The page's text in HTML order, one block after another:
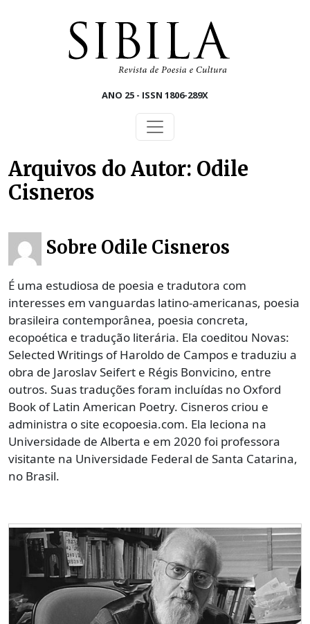
ANO 25 - ISSN 1806-289X
Arquivos do Autor: Odile
Cisneros
Sobre Odile Cisneros
É uma estudiosa de poesia e tradutora com
interesses em vanguardas latino-americanas, poesia
brasileira contemporânea, poesia concreta,
ecopoética e tradução literária. Ela coeditou Novas:
Selected Writings of Haroldo de Campos e traduziu a
obra de Jaroslav Seifert e Régis Bonvicino, entre
outros. Suas traduções foram incluídas no Oxford
Book of Latin American Poetry. Cisneros criou e
administra o site ecopoesia.com. Ela leciona na
Universidade de Alberta e em 2020 foi professora
visitante na Universidade Federal de Santa Catarina,
no Brasil.